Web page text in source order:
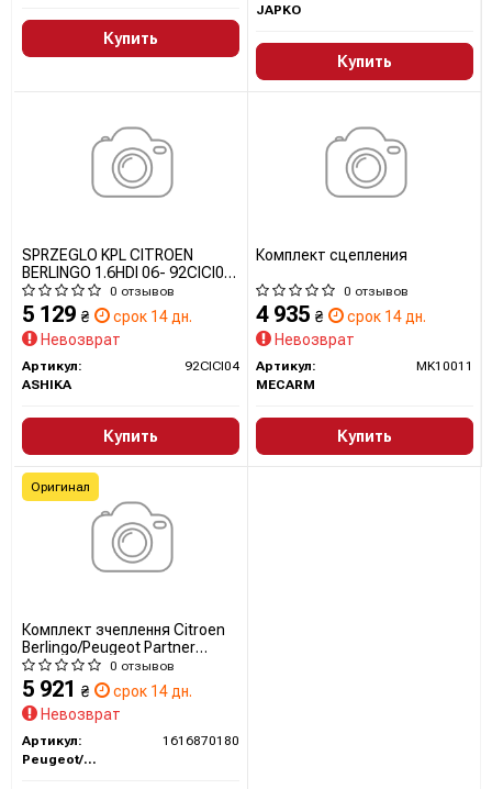
Купить
JAPKO
Купить
SPRZEGLO KPL CITROEN
BERLINGO 1.6HDI 06- 92CICI04
ASHIKA
0 отзывов
5 129 ₴
срок 14 дн.
Невозврат
Артикул:
92CICI04
ASHIKA
Купить
Комплект сцепления
0 отзывов
4 935 ₴
срок 14 дн.
Невозврат
Артикул:
MK10011
MECARM
Купить
Комплект зчеплення Citroen
Berlingo/Peugeot Partner
1.6HDI 10- (d=228mm)
(+вижимний) (66/80kw)
1616870180
CITROEN/PEUGEOT
0 отзывов
5 921 ₴
срок 14 дн.
Невозврат
Артикул:
1616870180
Peugeot/Citroen
Оригинал